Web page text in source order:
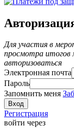
Для участия в
просмотра итогов
авторизоваться
Электронная почта
Пароль
Запомнить меня
Регистрация
войти через